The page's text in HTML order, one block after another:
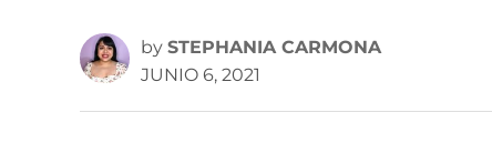
by STEPHANIA CARMONA
JUNIO 6, 2021